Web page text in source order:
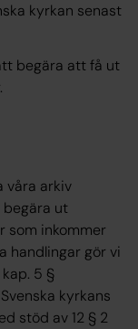
kyrkan senast
begära att få ut
våra arkiv
begära ut
som inkommer
handlingar gör vi
5 §
kyrkans
stöd av 12 § 2